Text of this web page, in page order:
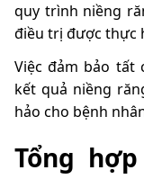
quy trình niềng
điều trị được thực
Việc đảm bảo tất
kết quả niềng
hảo cho bệnh
Tổng